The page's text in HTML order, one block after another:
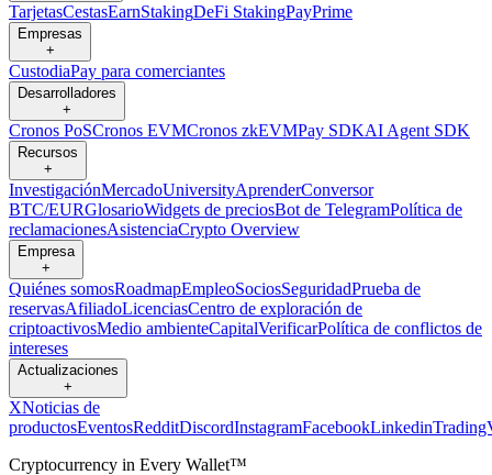
TarjetasCestasEarnStakingDeFi StakingPayPrime
Empresas
+
CustodiaPay para comerciantes
Desarrolladores
+
Cronos PoSCronos EVMCronos zkEVMPay SDKAI Agent SDK
Recursos
+
InvestigaciónMercadoUniversityAprenderConversor
BTC/EURGlosarioWidgets de preciosBot de TelegramPolítica de
reclamacionesAsistenciaCrypto Overview
Empresa
+
Quiénes somosRoadmapEmpleoSociosSeguridadPrueba de
reservasAfiliadoLicenciasCentro de exploración de
criptoactivosMedio ambienteCapitalVerificarPolítica de conflictos de
intereses
Actualizaciones
+
XNoticias de
productosEventosRedditDiscordInstagramFacebookLinkedin
Cryptocurrency in Every Wallet™